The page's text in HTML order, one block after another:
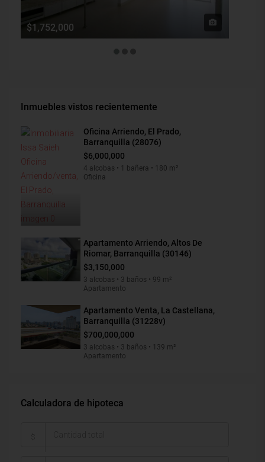
$1,752,000
Inmuebles vistos recientemente
Oficina Arriendo, El Prado,
Barranquilla (28076)
$6,000,000
4 alcobas • 1 bañera • 180 m²
Oficina
Apartamento Arriendo, Altos De
Riomar, Barranquilla (30146)
$3,150,000
3 alcobas • 3 baños • 99 m²
Apartamento
Apartamento Venta, La Castellana,
Barranquilla (31228v)
$700,000,000
3 alcobas • 3 baños • 139 m²
Apartamento
Calculadora de hipoteca